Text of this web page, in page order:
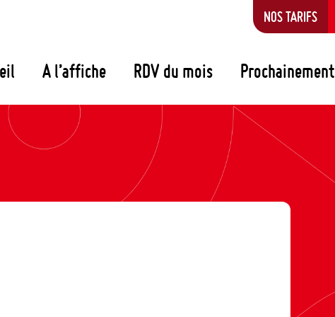
A l’affiche RDV du mois Prochainement
NOS TARIFS